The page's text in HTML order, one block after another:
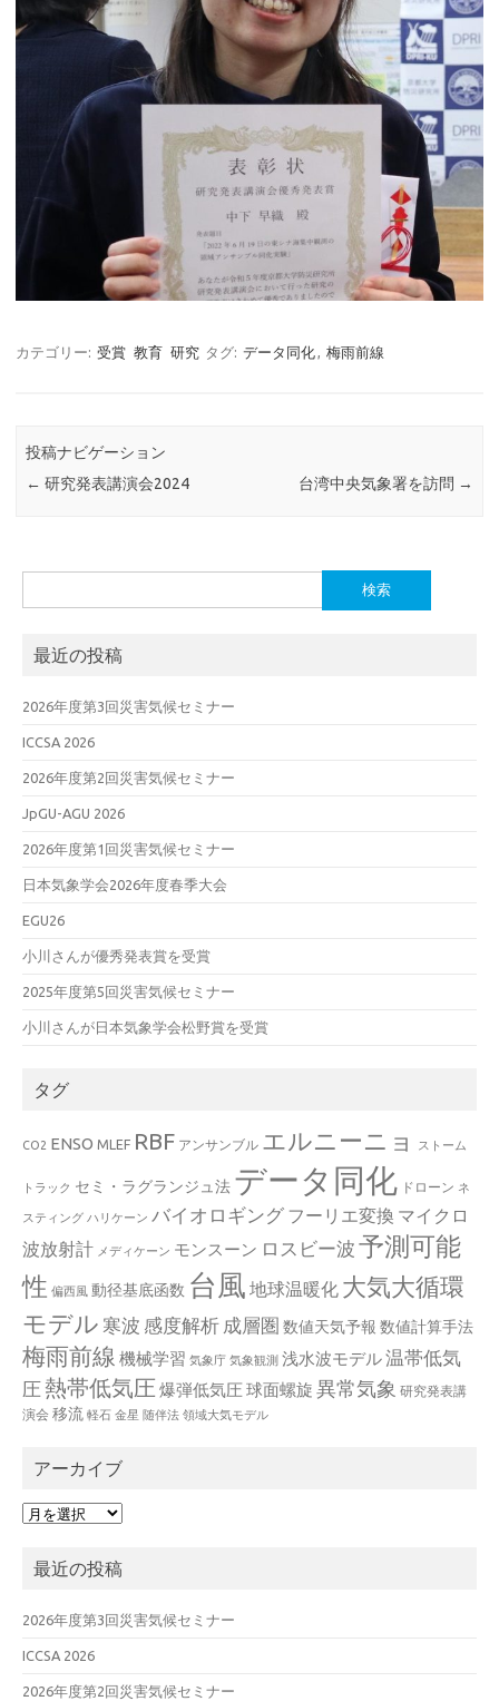
カテゴリー: 受賞 教育 研究 タグ: データ同化, 梅雨前線
投稿ナビゲーション
← 研究発表講演会2024 台湾中央気象署を訪問 →
索:
最近の投稿
2026年度第3回災害気候セミナー
ICCSA 2026
2026年度第2回災害気候セミナー
JpGU-AGU 2026
2026年度第1回災害気候セミナー
日本気象学会2026年度春季大会
EGU26
小川さんが優秀発表賞を受賞
2025年度第5回災害気候セミナー
小川さんが日本気象学会松野賞を受賞
タグ
CO2 ENSO MLEF RBF アンサンブル エルニーニョ ストーム
トラック セミ・ラグランジュ法 データ同化 ドローン ネ
スティング ハリケーン バイオロギング フーリエ変換 マイクロ
波放射計 メディケーン モンスーン ロスビー波 予測可能
性 偏西風 動径基底函数 台風 地球温暖化 大気大循環
モデル 寒波 感度解析 成層圏 数値天気予報 数値計算手法
梅雨前線 機械学習 気象庁 気象観測 浅水波モデル温帯低気
圧 熱帯低気圧爆弾低気圧球面螺旋 異常気象 研究発表講
演会 移流 軽石 金星 随伴法 領域大気モデル
アーカイブ
ア
イ最近の投稿
2026年度第3回災害気候セミナー
ICCSA 2026
2026年度第2回災害気候セミナー